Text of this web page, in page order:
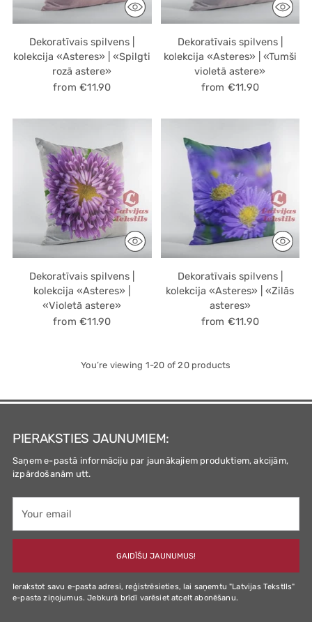
Dekoratīvais spilvens |
kolekcija «Asteres» | «Spilgti
rozā astere»
from €11.90
Dekoratīvais spilvens |
kolekcija «Asteres» | «Tumši
violetā astere»
from €11.90
Dekoratīvais spilvens |
kolekcija «Asteres» |
«Violetā astere»
from €11.90
Dekoratīvais spilvens |
kolekcija «Asteres» | «Zilās
asteres»
from €11.90
You’re viewing 1-20 of 20 products
PIERAKSTIES JAUNUMIEM:
Saņem e-pastā informāciju par jaunākajiem produktiem, akcijām,
izpārdošanām utt.
email
GAIDĪŠU JAUNUMUS!
Ierakstot savu e-pasta adresi, reģistrēsieties, lai saņemtu "Latvijas Tekstlls"
e-pasta ziņojumus. Jebkurā brīdī varēsiet atcelt abonēšanu.